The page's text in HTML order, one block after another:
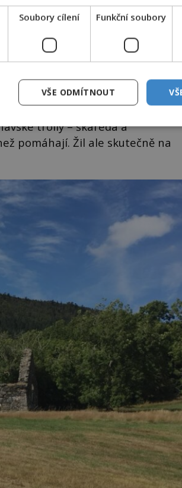
stín a shodí z kostela nově
načež ji neznámý tvor
který zlého tvora zvaného
trolly – škaredá a
pomáhají. Žil ale skutečně na
Soubory cílení Funkční soubory
VŠE ODMÍTNOUT